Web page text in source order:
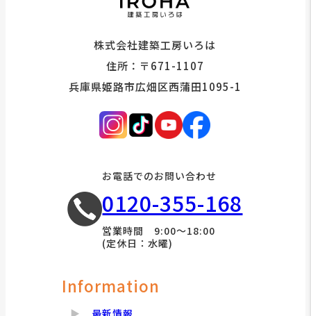
株式会社建築工房いろは
住所：〒671-1107
兵庫県姫路市広畑区西蒲田1095-1
お電話でのお問い合わせ
0120-355-168
営業時間 9:00～18:00
(定休日：水曜)
Information
最新情報